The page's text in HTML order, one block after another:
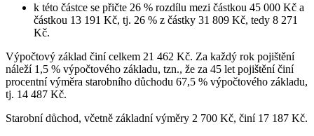
k této částce se přičte 26 % rozdílu mezi částkou 45 000 Kč a
částkou 13 191 Kč, tj. 26 % z částky 31 809 Kč, tedy 8 271
Kč.
Výpočtový základ činí celkem 21 462 Kč. Za každý rok pojištění
náleží 1,5 % výpočtového základu, tzn., že za 45 let pojištění činí
procentní výměra starobního důchodu 67,5 % výpočtového základu,
tj. 14 487 Kč.
Starobní důchod, včetně základní výměry 2 700 Kč, činí 17 187 Kč.